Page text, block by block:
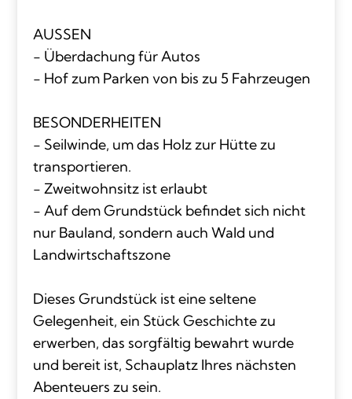
AUSSEN
- Überdachung für Autos
- Hof zum Parken von bis zu 5 Fahrzeugen
BESONDERHEITEN
- Seilwinde, um das Holz zur Hütte zu
transportieren.
- Zweitwohnsitz ist erlaubt
- Auf dem Grundstück befindet sich nicht
nur Bauland, sondern auch Wald und
Landwirtschaftszone
Dieses Grundstück ist eine seltene
Gelegenheit, ein Stück Geschichte zu
erwerben, das sorgfältig bewahrt wurde
und bereit ist, Schauplatz Ihres nächsten
Abenteuers zu sein.